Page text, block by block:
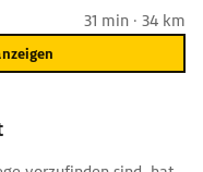
31 min · 34 km